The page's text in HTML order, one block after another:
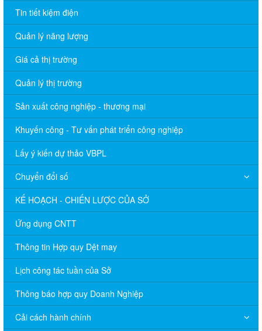
Tin tiết kiệm điện
Quản lý năng lượng
Giá cả thị trường
Quản lý thị trường
Sản xuất công nghiệp - thương mại
Khuyến công - Tư vấn phát triển công nghiệp
Lấy ý kiến dự thảo VBPL
Chuyển đổi số
KẾ HOẠCH - CHIẾN LƯỢC CỦA SỞ
Ứng dụng CNTT
Thông tin Hợp quy Dệt may
Lịch công tác tuần của Sở
Thông báo hợp quy Doanh Nghiệp
Cải cách hành chính